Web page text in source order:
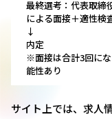
最終選考：代表取締
による面接＋適性検
↓
内定
※面接は合計3回に
能性あり
サイト上では、求人